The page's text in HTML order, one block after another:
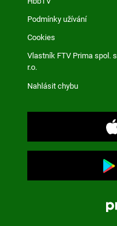
Podmínky užívání
Cookies
Vlastník FTV Prima spol. s
r.o.
Nahlásit chybu